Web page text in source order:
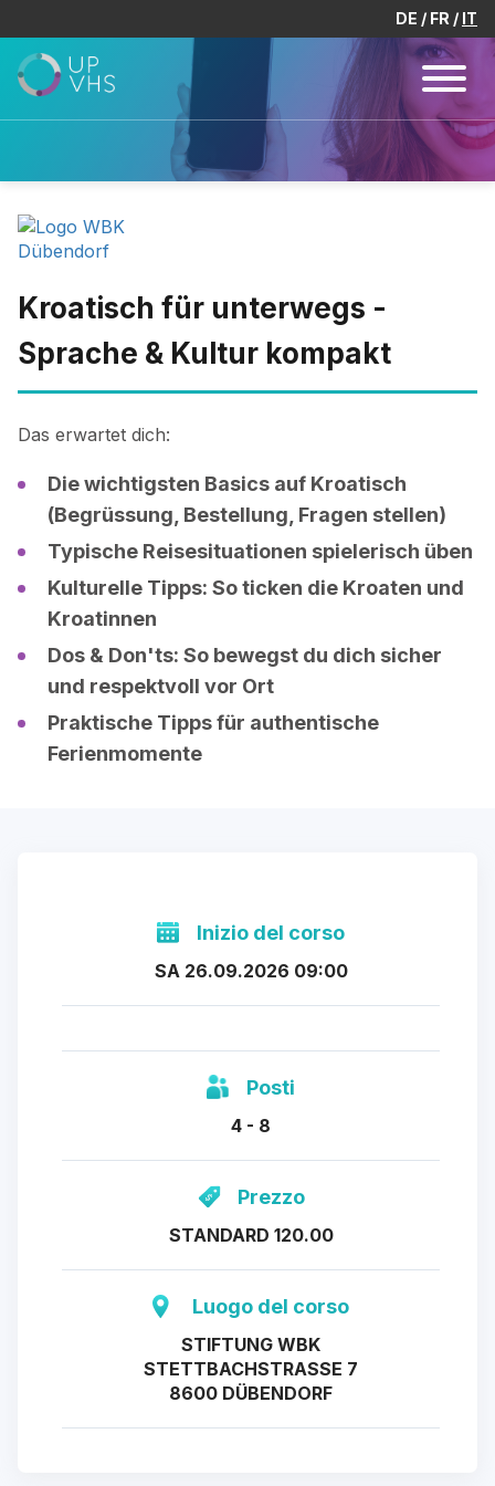
DE FR IT
Kroatisch für unterwegs -
Sprache & Kultur kompakt
Das erwartet dich:
Die wichtigsten Basics auf Kroatisch
(Begrüssung, Bestellung, Fragen stellen)
Typische Reisesituationen spielerisch üben
Kulturelle Tipps: So ticken die Kroaten und
Kroatinnen
Dos & Don'ts: So bewegst du dich sicher
und respektvoll vor Ort
Praktische Tipps für authentische
Ferienmomente
Inizio del corso
SA 26.09.2026 09:00
Posti
4 - 8
Prezzo
STANDARD 120.00
Luogo del corso
STIFTUNG WBK
STETTBACHSTRASSE 7
8600 DÜBENDORF